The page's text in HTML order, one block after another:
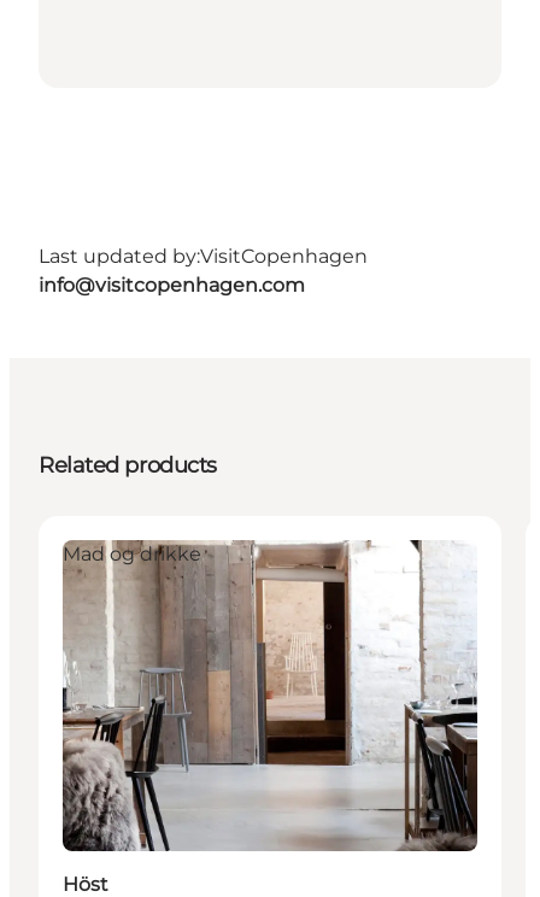
Last updated by:VisitCopenhagen
info@visitcopenhagen.com
Related products
Mad og drikke
Höst